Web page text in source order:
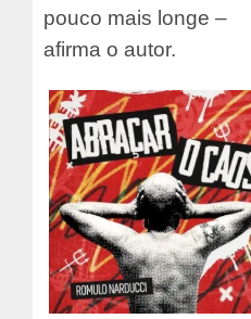
pouco mais longe –
afirma o autor.